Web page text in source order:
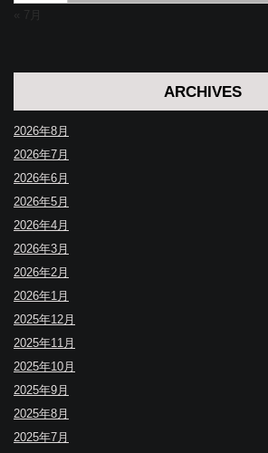
« 7月
ARCHIVES
2026年8月
2026年7月
2026年6月
2026年5月
2026年4月
2026年3月
2026年2月
2026年1月
2025年12月
2025年11月
2025年10月
2025年9月
2025年8月
2025年7月